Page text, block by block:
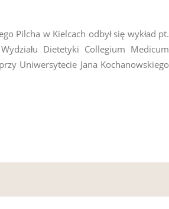
Pilcha w Kielcach odbył się wykład pt.
Dietetyki Collegium Medicum
Uniwersytecie Jana Kochanowskiego